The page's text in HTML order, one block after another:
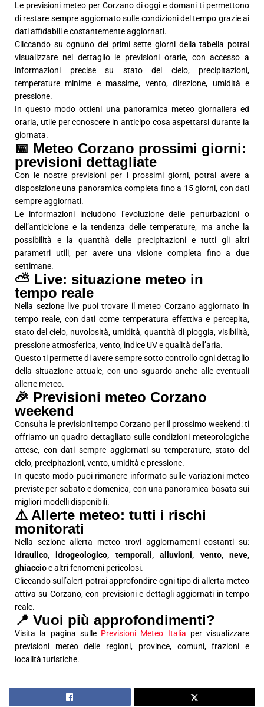
Le previsioni meteo per Corzano di oggi e domani ti permettono
di restare sempre aggiornato sulle condizioni del tempo grazie ai
dati affidabili e costantemente aggiornati.
Cliccando su ognuno dei primi sette giorni della tabella potrai
visualizzare nel dettaglio le previsioni orarie, con accesso a
informazioni precise su stato del cielo, precipitazioni,
temperature minime e massime, vento, direzione, umidità e
pressione.
In questo modo ottieni una panoramica meteo giornaliera ed
oraria, utile per conoscere in anticipo cosa aspettarsi durante la
giornata.
📅 Meteo Corzano prossimi giorni:
previsioni dettagliate
Con le nostre previsioni per i prossimi giorni, potrai avere a
disposizione una panoramica completa fino a 15 giorni, con dati
sempre aggiornati.
Le informazioni includono l’evoluzione delle perturbazioni o
dell’anticiclone e la tendenza delle temperature, ma anche la
possibilità e la quantità delle precipitazioni e tutti gli altri
parametri utili, per avere una visione completa fino a due
settimane.
⛅ Live: situazione meteo in
tempo reale
Nella sezione live puoi trovare il meteo Corzano aggiornato in
tempo reale, con dati come temperatura effettiva e percepita,
stato del cielo, nuvolosità, umidità, quantità di pioggia, visibilità,
pressione atmosferica, vento, indice UV e qualità dell’aria.
Questo ti permette di avere sempre sotto controllo ogni dettaglio
della situazione attuale, con uno sguardo anche alle eventuali
allerte meteo.
🎉 Previsioni meteo Corzano
weekend
Consulta le previsioni tempo Corzano per il prossimo weekend: ti
offriamo un quadro dettagliato sulle condizioni meteorologiche
attese, con dati sempre aggiornati su temperature, stato del
cielo, precipitazioni, vento, umidità e pressione.
In questo modo puoi rimanere informato sulle variazioni meteo
previste per sabato e domenica, con una panoramica basata sui
migliori modelli disponibili.
⚠️ Allerte meteo: tutti i rischi
monitorati
Nella sezione allerta meteo trovi aggiornamenti costanti su:
idraulico, idrogeologico, temporali, alluvioni, vento, neve,
ghiaccioe altri fenomeni pericolosi.
Cliccando sull’alert potrai approfondire ogni tipo di allerta meteo
attiva su Corzano, con previsioni e dettagli aggiornati in tempo
reale.
📍 Vuoi più approfondimenti?
Visita la pagina sulle Previsioni Meteo Italia per visualizzare
previsioni meteo delle regioni, province, comuni, frazioni e
località turistiche.